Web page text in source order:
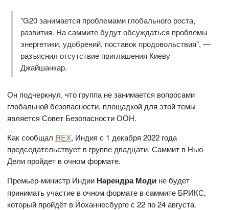
"G20 занимается проблемами глобального роста,
развития. На саммите будут обсуждаться проблемы
энергетики, удобрений, поставок продовольствия", —
разъяснил отсутствие приглашения Киеву
Джайшанкар.
Он подчеркнул, что группа не занимается вопросами
глобальной безопасности, площадкой для этой темы
является Совет Безопасности ООН.
Как сообщал REX, Индия с 1 декабря 2022 года
председательствует в группе двадцати. Саммит в Нью-
Дели пройдет в очном формате.
Премьер-министр Индии Нарендра Моди не будет
принимать участие в очном формате в саммите БРИКС,
который пройдёт в Йоханнесбурге с 22 по 24 августа.